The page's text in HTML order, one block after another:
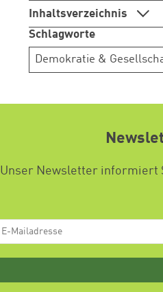
Inhaltsverzeichnis
Schlagworte
Demokratie &
Unser Newsletter informiert